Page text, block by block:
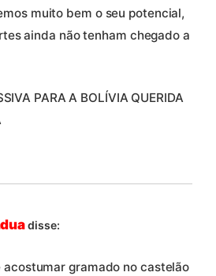
muito bem o seu potencial,
ainda não tenham chegado a
PARA A BOLÍVIA QUERIDA
disse:
acostumar gramado no castelão